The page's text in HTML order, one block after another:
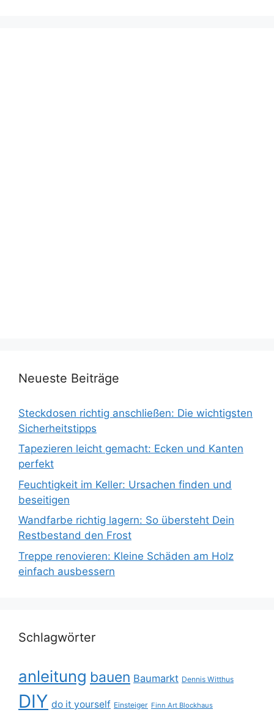
Neueste Beiträge
Steckdosen richtig anschließen: Die wichtigsten
Sicherheitstipps
Tapezieren leicht gemacht: Ecken und Kanten
perfekt
Feuchtigkeit im Keller: Ursachen finden und
beseitigen
Wandfarbe richtig lagern: So übersteht Dein
Restbestand den Frost
Treppe renovieren: Kleine Schäden am Holz
einfach ausbessern
Schlagwörter
anleitung bauen Baumarkt Dennis Witthus
DIY do it yourself Einsteiger Finn Art Blockhaus